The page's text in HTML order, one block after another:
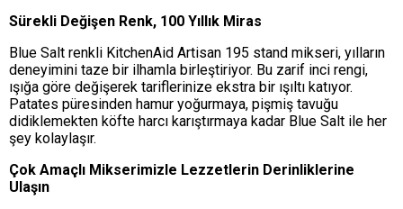
Sürekli Değişen Renk, 100 Yıllık Miras
Blue Salt renkli KitchenAid Artisan 195 stand mikseri, yılların
deneyimini taze bir ilhamla birleştiriyor. Bu zarif inci rengi,
ışığa göre değişerek tariflerinize ekstra bir ışıltı katıyor.
Patates püresinden hamur yoğurmaya, pişmiş tavuğu
didiklemekten köfte harcı karıştırmaya kadar Blue Salt ile her
şey kolaylaşır.
Çok Amaçlı Mikserimizle Lezzetlerin Derinliklerine
Ulaşın